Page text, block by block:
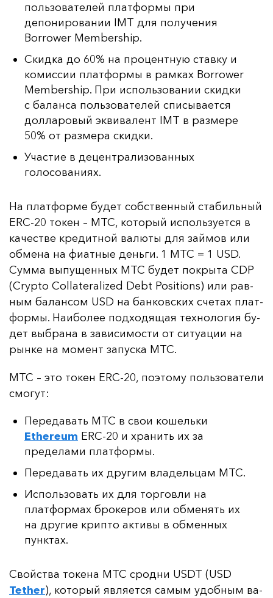
пользователей платформы при
депонировании IMT для получения
Borrower Membership.
Скидка до 60% на процентную ставку и
комиссии платформы в рамках Borrower
Membership. При использовании скидки
с баланса пользователей списывается
долларовый эквивалент IMT в размере
50% от размера скидки.
Участие в децентрализованных
голосованиях.
На плат­фор­ме бу­дет собс­твен­ный ста­биль­ный
ERC-20 то­кен – MTC, ко­то­рый ис­поль­зу­ет­ся в
ка­чес­тве кре­дит­ной ва­лю­ты для зай­мов или
об­ме­на на фи­ат­ные день­ги. 1 MTC = 1 USD.
Сум­ма вы­пу­щен­ных MTC бу­дет пок­ры­та CDP
(Crypto Collateralized Debt Positions) или рав­
ным ба­лан­сом USD на бан­ков­ских сче­тах плат­
фор­мы. На­ибо­лее под­хо­дя­щая тех­но­ло­гия бу­
дет выб­ра­на в за­ви­си­мос­ти от си­ту­ации на
рын­ке на мо­мент за­пус­ка MTC.
MTC – это то­кен ERC-20, по­это­му поль­зо­ва­те­ли
смо­гут:
Передавать MTC в свои кошельки
Ethereum ERC-20 и хранить их за
пределами платформы.
Передавать их другим владельцам MTC.
Использовать их для торговли на
платформах брокеров или обменять их
на другие крипто активы в обменных
пунктах.
Свой­ства то­ке­на MTC срод­ни USDT (USD
Tether), ко­то­рый яв­ля­ет­ся са­мым удоб­ным ва­